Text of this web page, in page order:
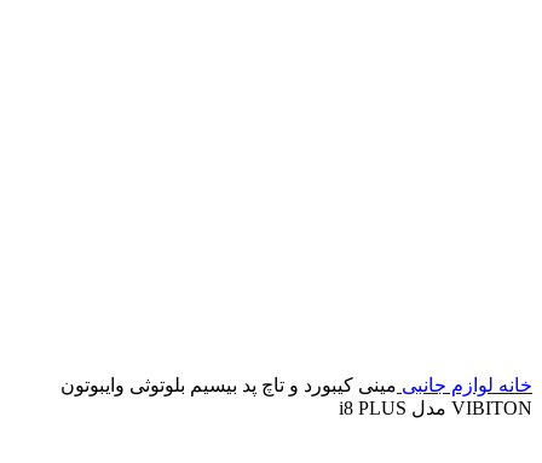
خانه لوازم جانبی مینی کیبورد و تاچ پد بیسیم بلوتوثی وایبوتون
VIBITON مدل i8 PLUS